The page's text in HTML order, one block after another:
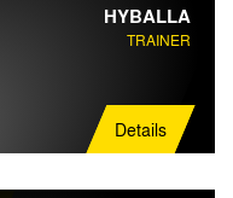
HYBALLA
TRAINER
Details